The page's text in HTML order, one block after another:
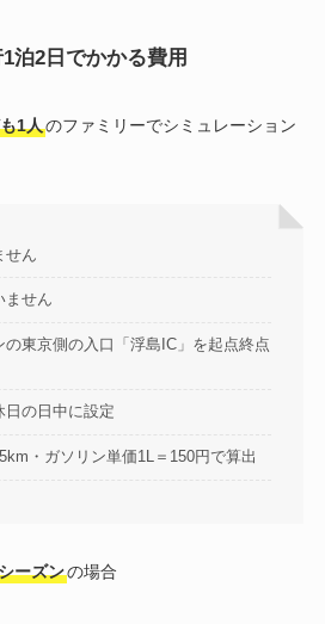
泊2日でかかる費用
1人のファミリーでシミュレーション
せん
ません
東京側の入口「浮島IC」を起点終点
日の日中に設定
・ガソリン単価1L＝150円で算出
ーズンの場合